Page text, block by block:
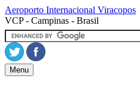
Aeroporto Internacional Viracopos
VCP - Campinas - Brasil
Menu